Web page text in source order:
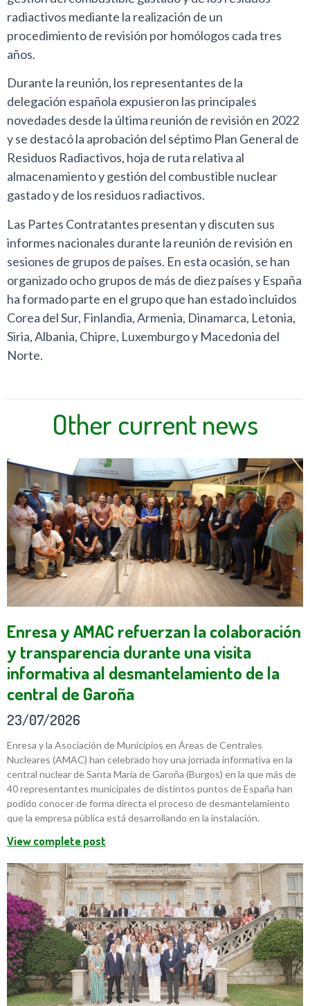
radiactivos mediante la realización de un
procedimiento de revisión por homólogos cada tres
años.
Durante la reunión, los representantes de la
delegación española expusieron las principales
novedades desde la última reunión de revisión en 2022
y se destacó la aprobación del séptimo Plan General de
Residuos Radiactivos, hoja de ruta relativa al
almacenamiento y gestión del combustible nuclear
gastado y de los residuos radiactivos.
Las Partes Contratantes presentan y discuten sus
informes nacionales durante la reunión de revisión en
sesiones de grupos de países. En esta ocasión, se han
organizado ocho grupos de más de diez países y España
ha formado parte en el grupo que han estado incluidos
Corea del Sur, Finlandia, Armenia, Dinamarca, Letonia,
Siria, Albania, Chipre, Luxemburgo y Macedonia del
Norte.
Other current news
Enresa y AMAC refuerzan la colaboración
y transparencia durante una visita
informativa al desmantelamiento de la
central de Garoña
23/07/2026
Enresa y la Asociación de Municipios en Áreas de Centrales
Nucleares (AMAC) han celebrado hoy una jornada informativa en la
central nuclear de Santa María de Garoña (Burgos) en la que más de
40 representantes municipales de distintos puntos de España han
podido conocer de forma directa el proceso de desmantelamiento
que la empresa pública está desarrollando en la instalación.
View complete post